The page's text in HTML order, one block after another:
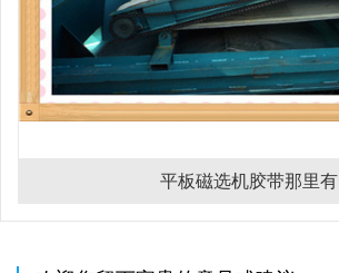
平板磁选机胶带那里有